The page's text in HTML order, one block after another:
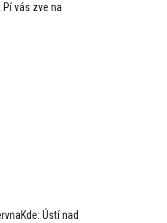
vás zve na
Ústí nad